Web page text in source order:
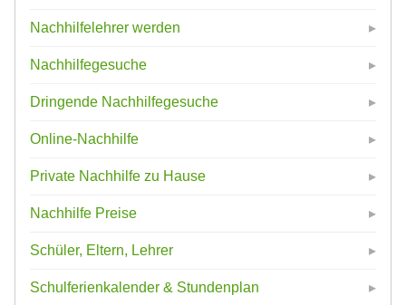
Nachhilfelehrer werden
Nachhilfegesuche
Dringende Nachhilfegesuche
Online-Nachhilfe
Private Nachhilfe zu Hause
Nachhilfe Preise
Schüler, Eltern, Lehrer
Schulferienkalender & Stundenplan